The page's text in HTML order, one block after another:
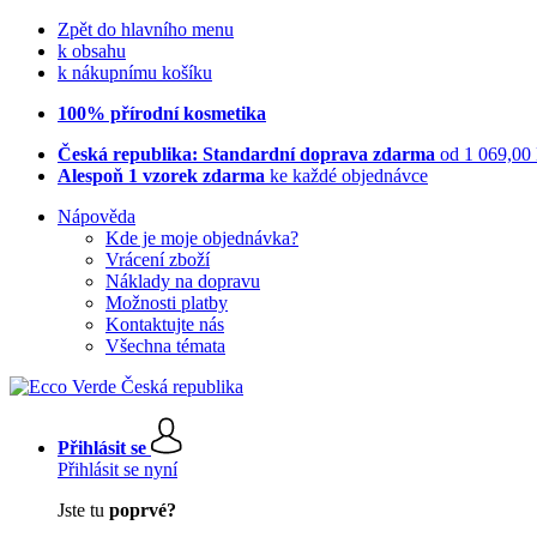
Zpět do hlavního menu
k obsahu
k nákupnímu košíku
100% přírodní kosmetika
Česká republika: Standardní doprava zdarma od 1 069,00
Alespoň 1 vzorek zdarma ke každé objednávce
Nápověda
Kde je moje objednávka?
Vrácení zboží
Náklady na dopravu
Možnosti platby
Kontaktujte nás
Všechna témata
Přihlásit se
Přihlásit se nyní
Jste tu poprvé?